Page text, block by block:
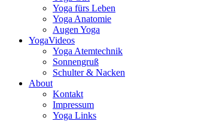
Yoga fürs Leben
Yoga Anatomie
Augen Yoga
YogaVideos
Yoga Atemtechnik
Sonnengruß
Schulter & Nacken
About
Kontakt
Impressum
Yoga Links